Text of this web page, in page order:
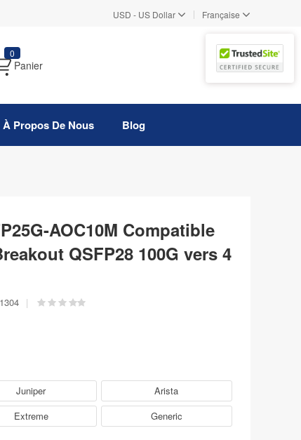
USD - US Dollar | Française
0
Panier
À Propos De Nous Blog
AOC10M Compatible
QSFP28 100G vers 4
1304 |
Juniper
Arista
Extreme Generic